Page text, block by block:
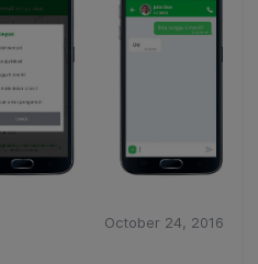
October 24, 2016